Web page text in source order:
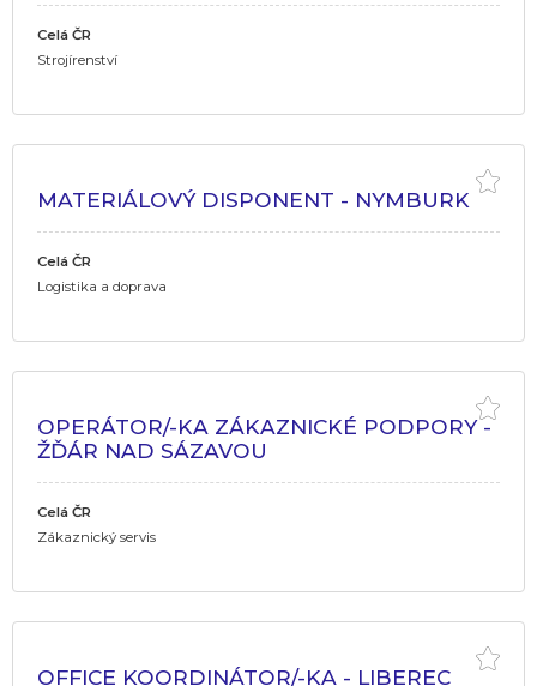
Celá ČR
Strojírenství
MATERIÁLOVÝ DISPONENT - NYMBURK
Celá ČR
Logistika a doprava
OPERÁTOR/-KA ZÁKAZNICKÉ PODPORY -
ŽĎÁR NAD SÁZAVOU
Celá ČR
Zákaznický servis
OFFICE KOORDINÁTOR/-KA - LIBEREC